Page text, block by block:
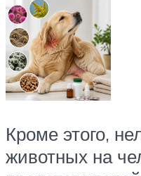
Кроме этого,
животных на